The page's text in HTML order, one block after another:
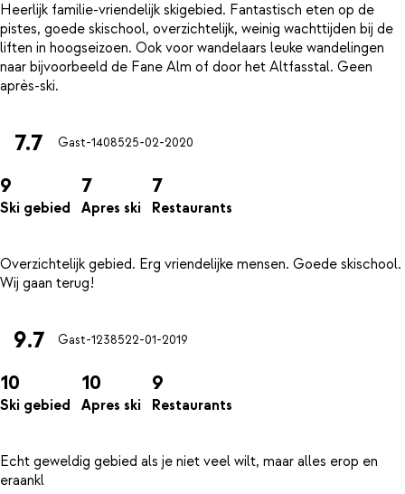
Heerlijk familie-vriendelijk skigebied. Fantastisch eten op de
pistes, goede skischool, overzichtelijk, weinig wachttijden bij de
liften in hoogseizoen. Ook voor wandelaars leuke wandelingen
naar bijvoorbeeld de Fane Alm of door het Altfasstal. Geen
7.7 Gast-1408525-02-2020
9
Ski gebied
7
Apres ski
7
Restaurants
Overzichtelijk gebied. Erg vriendelijke mensen. Goede skischool.
9.7 Gast-1238522-01-2019
10
Ski gebied
10
Apres ski
9
Restaurants
Echt geweldig gebied als je niet veel wilt, maar alles erop en